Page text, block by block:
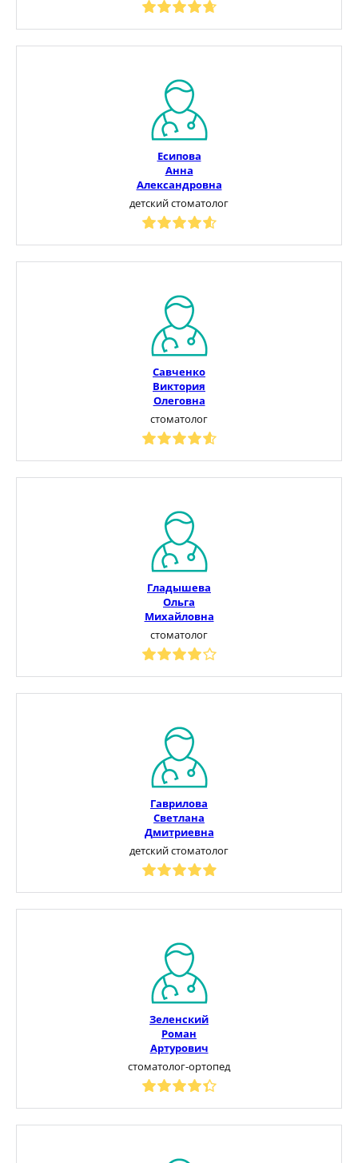
Есипова
Анна
Александровна
детский стоматолог
Савченко
Виктория
Олеговна
стоматолог
Гладышева
Ольга
Михайловна
стоматолог
Гаврилова
Светлана
Дмитриевна
детский стоматолог
Зеленский
Роман
Артурович
стоматолог-ортопед